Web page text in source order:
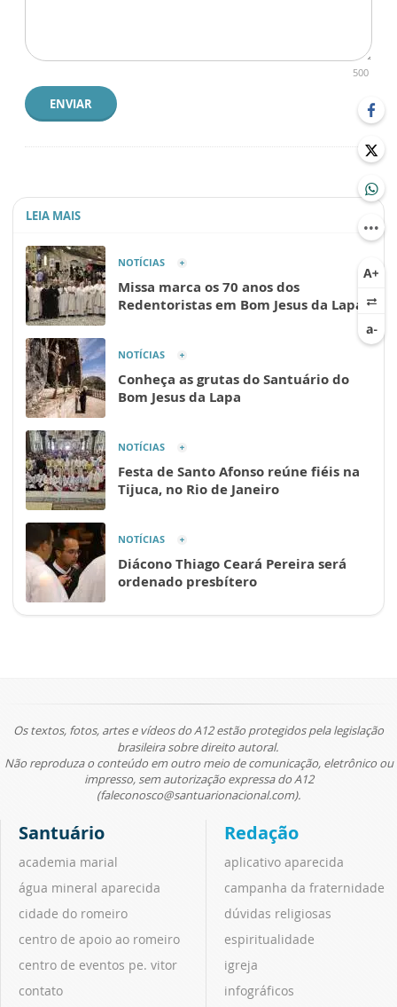
500
ENVIAR
LEIA MAIS
NOTÍCIAS
Missa marca os 70 anos dos
Redentoristas em Bom Jesus da Lapa
NOTÍCIAS
Conheça as grutas do Santuário do
Bom Jesus da Lapa
NOTÍCIAS
Festa de Santo Afonso reúne fiéis na
Tijuca, no Rio de Janeiro
NOTÍCIAS
Diácono Thiago Ceará Pereira será
ordenado presbítero
Os textos, fotos, artes e vídeos do A12 estão protegidos pela legislação
brasileira sobre direito autoral.
Não reproduza o conteúdo em outro meio de comunicação, eletrônico ou
impresso, sem autorização expressa do A12
(faleconosco@santuarionacional.com).
Santuário
academia marial
água mineral aparecida
cidade do romeiro
centro de apoio ao romeiro
centro de eventos pe. vitor
contato
Redação
aplicativo aparecida
campanha da fraternidade
dúvidas religiosas
espiritualidade
igreja
infográficos